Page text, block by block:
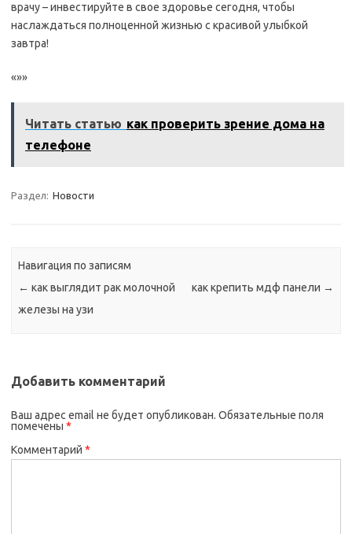
врачу – инвестируйте в свое здоровье сегодня, чтобы
наслаждаться полноценной жизнью с красивой улыбкой
завтра!
«»»
Читать статью как проверить зрение дома на
телефоне
Раздел: Новости
Навигация по записям
← как выглядит рак молочной
железы на узи
как крепить мдф панели →
Добавить комментарий
Ваш адрес email не будет опубликован. Обязательные поля
помечены *
Комментарий *